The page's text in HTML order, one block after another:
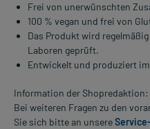
Frei von unerwünschten
100 % vegan und frei von
Das Produkt wird
Laboren geprüft.
Entwickelt und produziert
Information der Shopredaktion:
Bei weiteren Fragen zu den
Sie sich bitte an unsere